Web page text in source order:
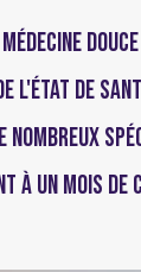
DOUCE
L'ÉTAT DE
NOMBREUX
À UN MOIS DE